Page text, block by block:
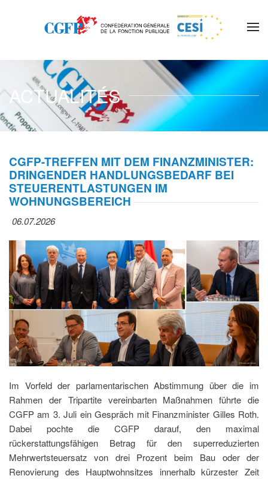
Skip to main content
ACTUALITÉS
CGFP-TREFFEN MIT DEM FINANZMINISTER:
DRINGENDER HANDLUNGSBEDARF BEI
STEUERENTLASTUNGEN IM
WOHNUNGSBEREICH
06.07.2026
Im Vorfeld der parlamentarischen Abstimmung über die im
Rahmen der Tripartite vereinbarten Maßnahmen führte die
CGFP am 3. Juli ein Gespräch mit Finanzminister Gilles Roth.
Dabei pochte die CGFP darauf, den maximal
rückerstattungsfähigen Betrag für den superreduzierten
Mehrwertsteuersatz von drei Prozent beim Bau oder der
Renovierung des Hauptwohnsitzes innerhalb kürzester Zeit